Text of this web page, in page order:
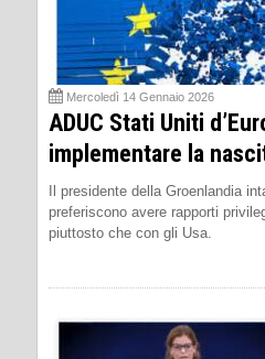
Mercoledì 14 Gennaio 2026
ADUC Stati Uniti
implementare la
Il presidente della Groenlandia
preferiscono avere rapporti
piuttosto che con gli Usa.